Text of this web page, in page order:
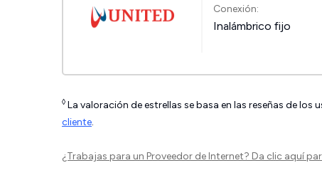
Conexión:
Inalámbrico fijo
◊ La valoración de estrellas se basa en las reseñas de los
cliente.
¿Trabajas para un Proveedor de Internet? Da clic aquí